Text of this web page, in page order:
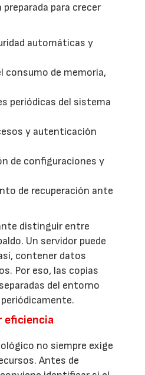
para crecer
automáticas y
consumo de memoria,
periódicas del sistema
y autenticación
de configuraciones y
de recuperación ante
distinguir entre
Un servidor puede
contener datos
Por eso, las copias
del entorno
eficiencia
no siempre exige
Antes de